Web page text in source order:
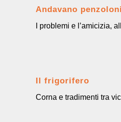
Andavano penzoloni
I problemi e l’amicizia,
Il frigorifero
Corna e tradimenti tra